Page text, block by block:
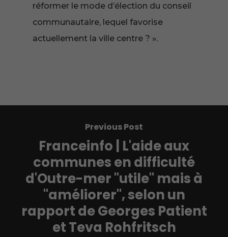
réformer le mode d’élection du conseil
communautaire, lequel favorise
actuellement la ville centre ? ».
Previous Post
Franceinfo | L'aide aux
communes en difficulté
d'Outre-mer "utile" mais à
"améliorer", selon un
rapport de Georges Patient
et Teva Rohfritsch